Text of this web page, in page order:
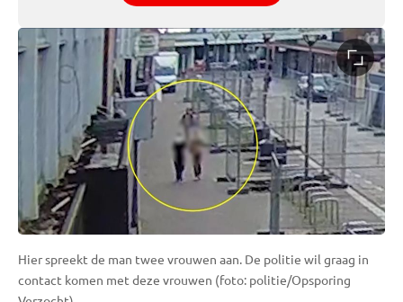
Hier spreekt de man twee vrouwen aan. De politie wil graag in
contact komen met deze vrouwen (foto: politie/Opsporing